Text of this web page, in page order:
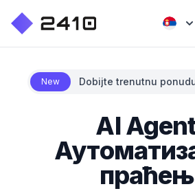
New Dobijte trenutnu
AI